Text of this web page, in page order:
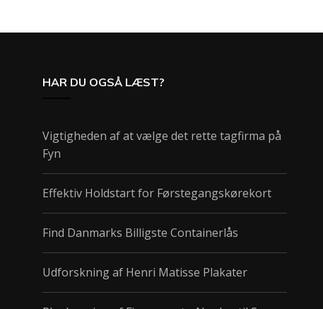
HAR DU OGSÅ LÆST?
Vigtigheden af at vælge det rette tagfirma på
Fyn
Effektiv Holdstart for Førstegangskørekort
Find Danmarks Billigste Containerlås
Udforskning af Henri Matisse Plakater